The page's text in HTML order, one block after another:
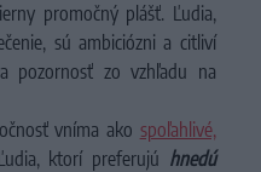
promočný plášť. Ľudia,
sú ambiciózni a citliví
pozornosť zo vzhľadu na
vníma ako spoľahlivé,
ktorí preferujú hnedú